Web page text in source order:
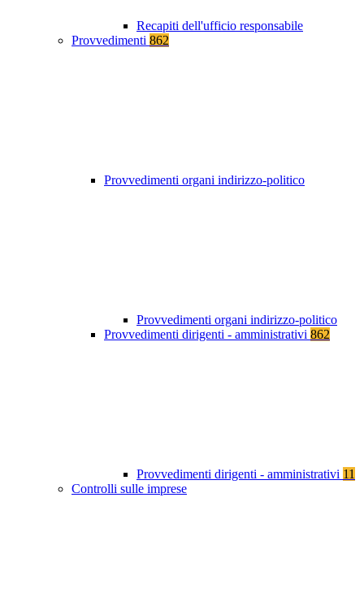
Recapiti dell'ufficio responsabile
Provvedimenti 862
Provvedimenti organi indirizzo-politico
Provvedimenti organi indirizzo-politico
Provvedimenti dirigenti - amministrativi 862
Provvedimenti dirigenti - amministrativi 11
Controlli sulle imprese